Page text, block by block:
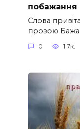
побажання
Слова
прозою
0 1.7к.